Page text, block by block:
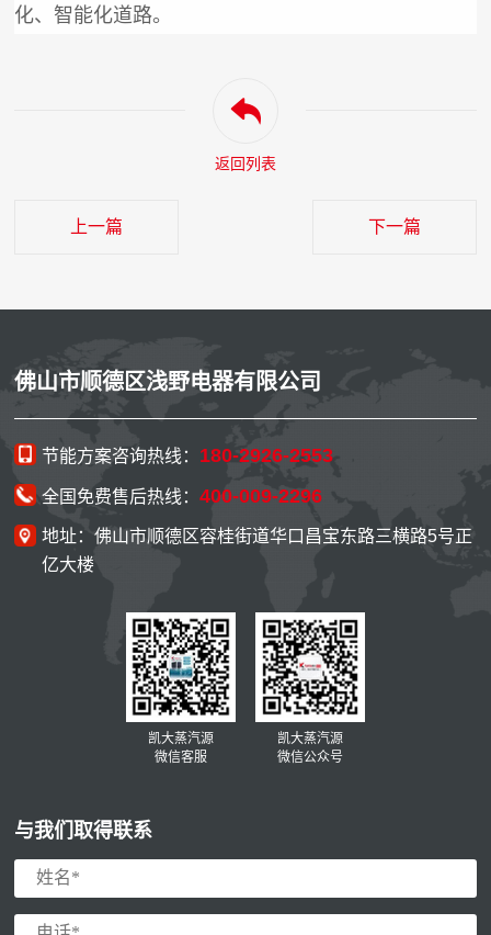
化、智能化道路。
返回列表
上一篇 下一篇
佛山市顺德区浅野电器有限公司
节能方案咨询热线： 180-2926-2553
全国免费售后热线：400-009-2296
地址：佛山市顺德区容桂街道华口昌宝东路三横路5号正
亿大楼
凯大蒸汽源
微信客服
凯大蒸汽源
微信公众号
与我们取得联系